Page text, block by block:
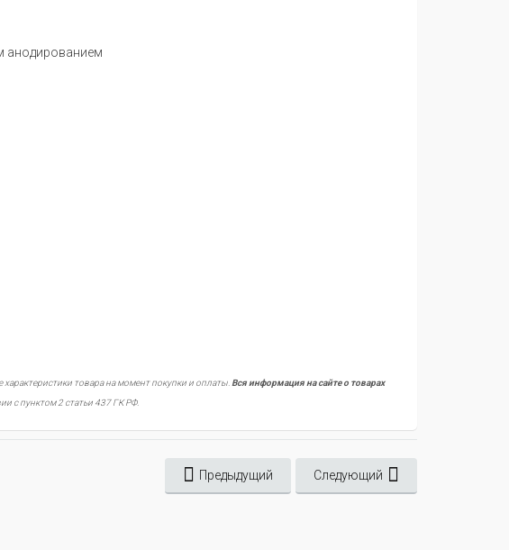
анодированием
характеристики товара на момент покупки и оплаты. Вся информация на сайте о товарах
с пунктом 2 статьи 437 ГК РФ.
Предыдущий Следующий